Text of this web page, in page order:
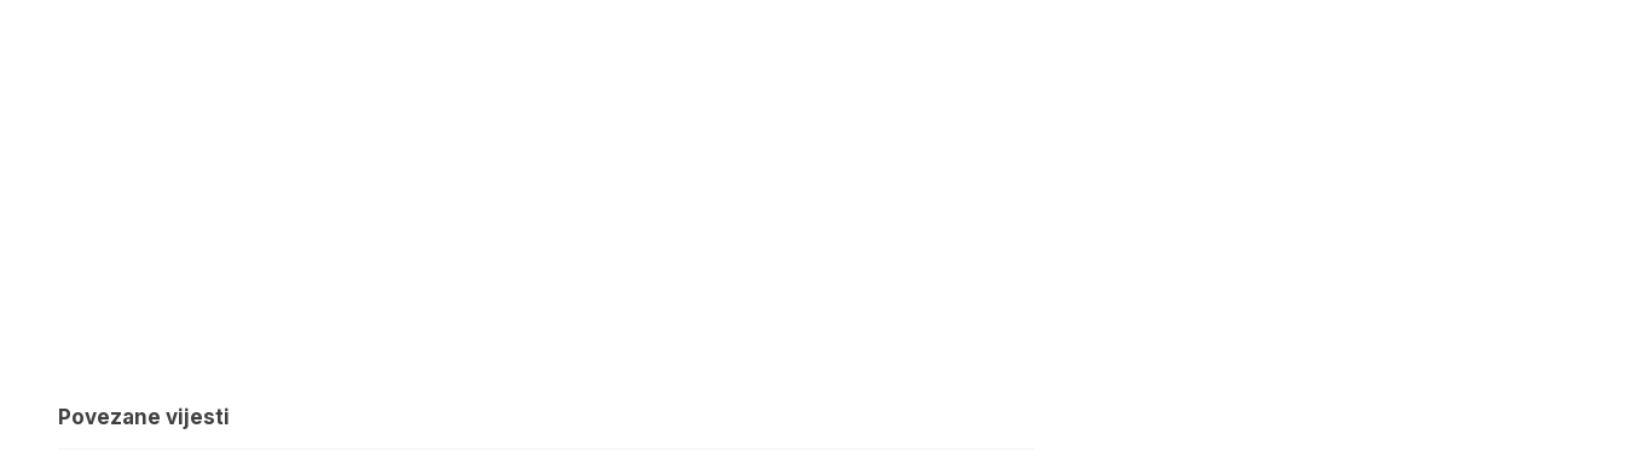
Povezane vijesti